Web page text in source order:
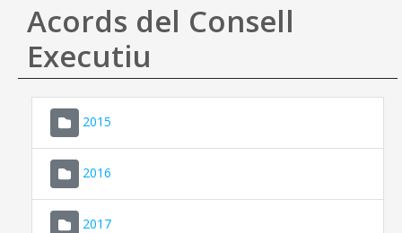
Ajuda
Acords del Consell
Executiu
2015
2016
2017